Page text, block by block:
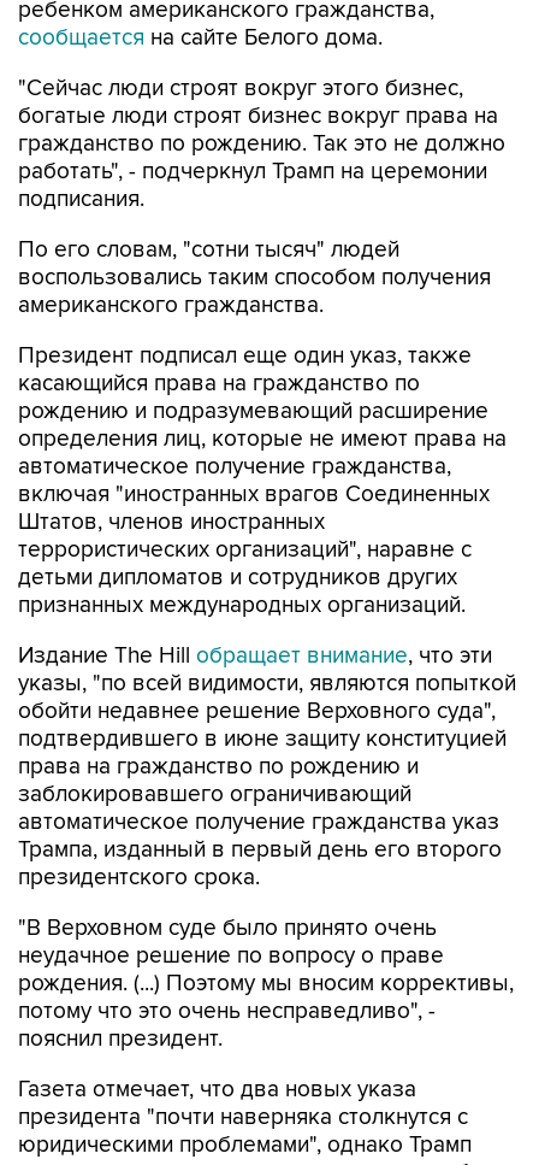
ребенком американского гражданства,
сообщается на сайте Белого дома.
"Сейчас люди строят вокруг этого бизнес,
богатые люди строят бизнес вокруг права на
гражданство по рождению. Так это не должно
работать", - подчеркнул Трамп на церемонии
подписания.
По его словам, "сотни тысяч" людей
воспользовались таким способом получения
американского гражданства.
Президент подписал еще один указ, также
касающийся права на гражданство по
рождению и подразумевающий расширение
определения лиц, которые не имеют права на
автоматическое получение гражданства,
включая "иностранных врагов Соединенных
Штатов, членов иностранных
террористических организаций", наравне с
детьми дипломатов и сотрудников других
признанных международных организаций.
Издание The Hill обращает внимание, что эти
указы, "по всей видимости, являются попыткой
обойти недавнее решение Верховного суда",
подтвердившего в июне защиту конституцией
права на гражданство по рождению и
заблокировавшего ограничивающий
автоматическое получение гражданства указ
Трампа, изданный в первый день его второго
президентского срока.
"В Верховном суде было принято очень
неудачное решение по вопросу о праве
рождения. (...) Поэтому мы вносим коррективы,
потому что это очень несправедливо", -
пояснил президент.
Газета отмечает, что два новых указа
президента "почти наверняка столкнутся с
юридическими проблемами", однако Трамп